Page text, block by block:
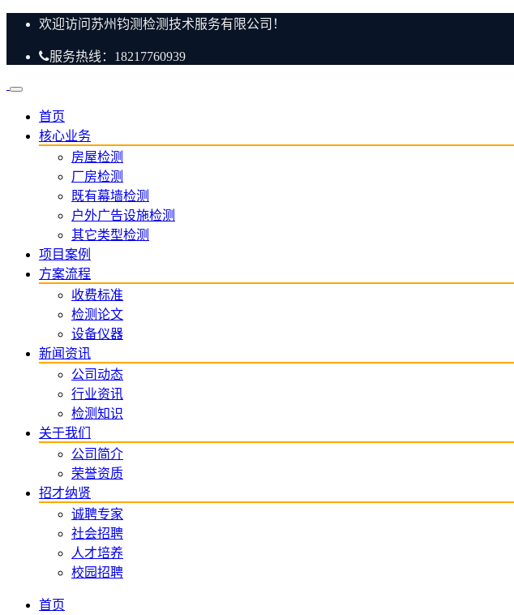
欢迎访问苏州钧测检测技术服务有限公司！
服务热线：18217760939
首页
核心业务
房屋检测
厂房检测
既有幕墙检测
户外广告设施检测
其它类型检测
项目案例
方案流程
收费标准
检测论文
设备仪器
新闻资讯
公司动态
行业资讯
检测知识
关于我们
公司简介
荣誉资质
招才纳贤
诚聘专家
社会招聘
人才培养
校园招聘
首页